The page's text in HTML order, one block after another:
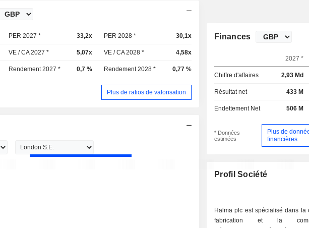
PER 2027 * 33,2x PER 2028 * 30,1x
VE / CA 2027 * 5,07x VE / CA 2028 * 4,58x
Rendement 2027 * 0,7 % Rendement 2028 * 0,77 %
Plus de ratios de valorisation
Finances
2027 *
Chiffre d'affaires 2,93 Md
Résultat net 433 M
Endettement Net 506 M
* Données
estimées
Plus de
financières
Profil Société
Halma plc est spécialisé dans la
fabrication et la